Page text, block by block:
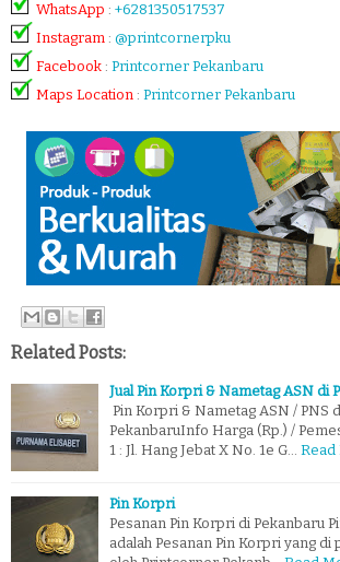
WhatsApp : +6281350517537
Instagram : @printcornerpku
Facebook : Printcorner Pekanbaru
Maps Location : Printcorner Pekanbaru
Related Posts:
Jual Pin Korpri & Nametag ASN di
Pin Korpri & Nametag ASN / PNS
PekanbaruInfo Harga (Rp.) /
1 : Jl. Hang Jebat X No. 1e G…
Read
Pin Korpri
Pesanan Pin Korpri di Pekanbaru
adalah Pesanan Pin Korpri yang di